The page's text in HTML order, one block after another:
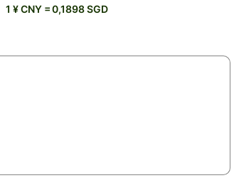
1 ¥ CNY = 0,1898 SGD